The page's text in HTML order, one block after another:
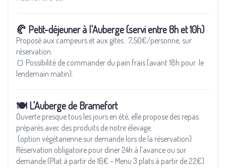
🥐 Petit-déjeuner à l'Auberge (servi entre 8h et 10h)
Proposé aux campeurs et aux gîtes : 7,50€/personne, sur
réservation.
🍞 Possibilité de commander du pain frais (avant 18h pour le
lendemain matin).
🍽️ L'Auberge de Bramefort
Ouverte presque tous les jours en été, elle propose des repas
préparés avec des produits de notre élevage.
(option végétarienne sur demande lors de la réservation)
Réservation obligatoire pour diner 24h à l'avance ou sur
demande (Plat à partir de 16€ – Menu 3 plats à partir de 22€).